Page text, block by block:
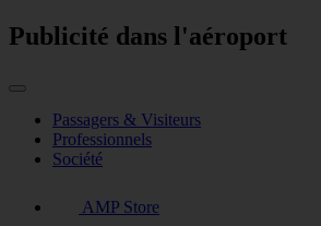
Publicité dans l'aéroport
Passagers & Visiteurs
Professionnels
Société
AMP Store